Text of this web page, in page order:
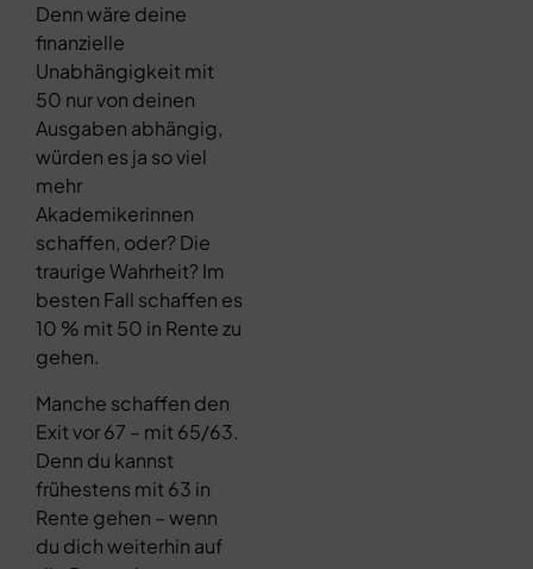
Denn wäre deine
finanzielle
Unabhängigkeit mit
50 nur von deinen
Ausgaben abhängig,
würden es ja so viel
mehr
Akademikerinnen
schaffen, oder? Die
traurige Wahrheit? Im
besten Fall schaffen es
10 % mit 50 in Rente zu
gehen.
Manche schaffen den
Exit vor 67 – mit 65/63.
Denn du kannst
frühestens mit 63 in
Rente gehen – wenn
du dich weiterhin auf